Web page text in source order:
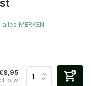
MERKEN
btw